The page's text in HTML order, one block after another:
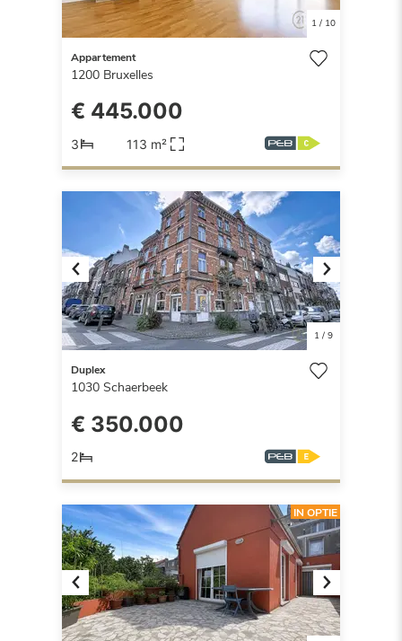
1/ 10
Appartement
1200 Bruxelles
€ 445.000
3 113 m²
Previous Next
1/ 9
Duplex
1030 Schaerbeek
€ 350.000
2
Previous Next
IN OPTIE